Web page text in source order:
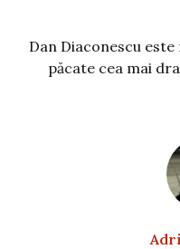
Dan Diaconescu
păcate cea mai